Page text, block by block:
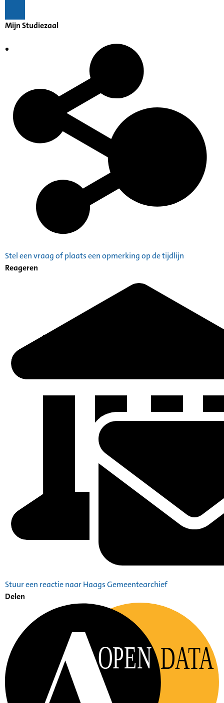
Mijn Studiezaal
Stel een vraag of plaats een opmerking op de tijdlijn
Reageren
Stuur een reactie naar Haags Gemeentearchief
Delen
OPEN DATA